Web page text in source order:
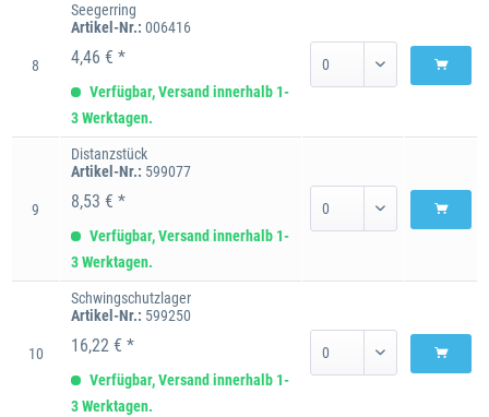
8
Seegerring
Artikel-Nr.: 006416
4,46 € *
Verfügbar, Versand innerhalb 1-
3 Werktagen.
9
Distanzstück
Artikel-Nr.: 599077
8,53 € *
Verfügbar, Versand innerhalb 1-
3 Werktagen.
10
Schwingschutzlager
Artikel-Nr.: 599250
16,22 € *
Verfügbar, Versand innerhalb 1-
3 Werktagen.